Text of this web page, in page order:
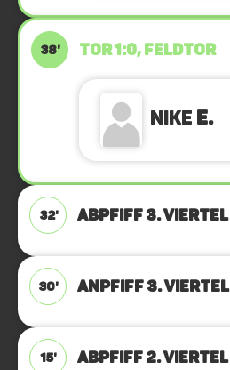
38' TOR 1:0, FELDTOR
Nike E.
32' ABPFIFF 3. Viertel
30' ANPFIFF 3. Viertel
15' ABPFIFF 2. Viertel